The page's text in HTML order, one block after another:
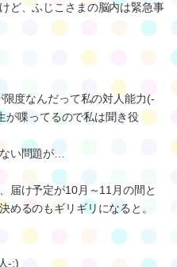
ど、ふじこさまの脳内は緊急事
度なんだって私の対人能力(-
喋ってるので私は聞き役
い問題が…
届け予定が10月～11月の間と
めるのもギリギリになると。
-;)